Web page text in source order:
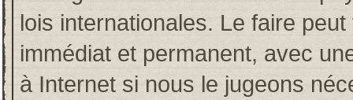
lois internationales. Le faire
immédiat et permanent, avec
à Internet si nous le jugeons